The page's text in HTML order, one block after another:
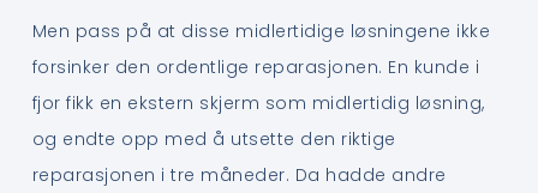
Men pass på at disse midlertidige løsningene ikke
forsinker den ordentlige reparasjonen. En kunde i
fjor fikk en ekstern skjerm som midlertidig løsning,
og endte opp med å utsette den riktige
reparasjonen i tre måneder. Da hadde andre